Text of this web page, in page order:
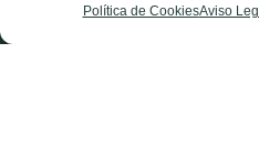
Política de CookiesAviso
twitter
f